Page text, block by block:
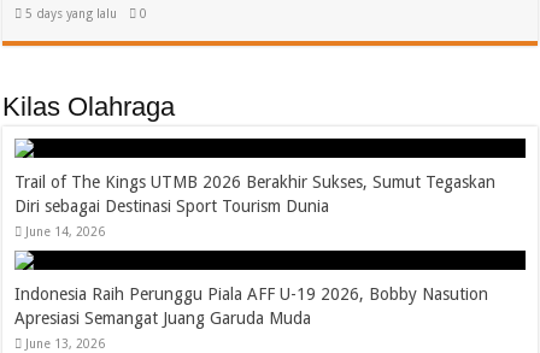
5 days yang lalu 0
Kilas Olahraga
Trail of The Kings UTMB 2026 Berakhir Sukses, Sumut Tegaskan
Diri sebagai Destinasi Sport Tourism Dunia
June 14, 2026
Indonesia Raih Perunggu Piala AFF U-19 2026, Bobby Nasution
Apresiasi Semangat Juang Garuda Muda
June 13, 2026